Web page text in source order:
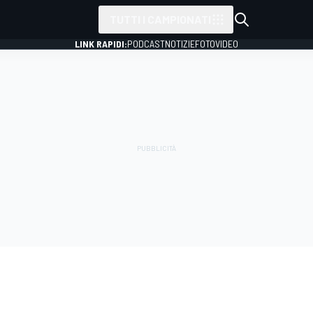
LINK RAPIDI:PODCASTNOTIZIEFOTOVIDEO